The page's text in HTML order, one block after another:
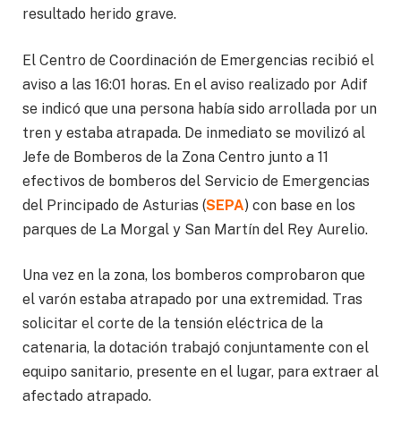
resultado herido grave.
El Centro de Coordinación de Emergencias recibió el
aviso a las 16:01 horas. En el aviso realizado por Adif
se indicó que una persona había sido arrollada por un
tren y estaba atrapada. De inmediato se movilizó al
Jefe de Bomberos de la Zona Centro junto a 11
efectivos de bomberos del Servicio de Emergencias
del Principado de Asturias (SEPA) con base en los
parques de La Morgal y San Martín del Rey Aurelio.
Una vez en la zona, los bomberos comprobaron que
el varón estaba atrapado por una extremidad. Tras
solicitar el corte de la tensión eléctrica de la
catenaria, la dotación trabajó conjuntamente con el
equipo sanitario, presente en el lugar, para extraer al
afectado atrapado.